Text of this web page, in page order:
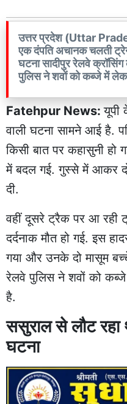
उत्तर प्रदेश (Uttar
एक दंपति अचानक चलती
घटना सादीपुर रेलवे
पुलिस ने शवों को कब्जे में
Fatehpur News:यूपी
वाली घटना सामने आई है.
किसी बात पर कहासुनी हो
में बदल गई. गुस्से में आकर
दी.
वहीं दूसरे ट्रैक पर आ रही
दर्दनाक मौत हो गई. इस
गया और उनके दो मासूम
रेलवे पुलिस ने शवों को कब्जे
है.
ससुराल से लौट
घटना